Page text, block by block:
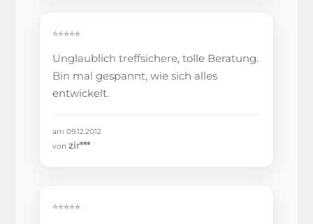
⭐⭐⭐⭐⭐
Unglaublich treffsichere, tolle Beratung.
Bin mal gespannt, wie sich alles
entwickelt.
am 09.12.2012
vonzir***
⭐⭐⭐⭐⭐